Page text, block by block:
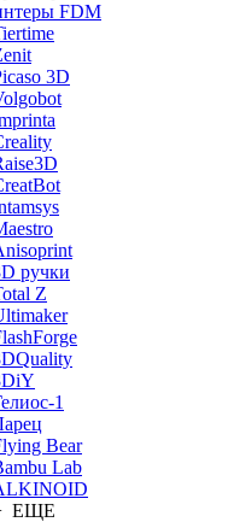
FDM
3D
ручки
Z
1
Bear
Lab
ЕЩЕ